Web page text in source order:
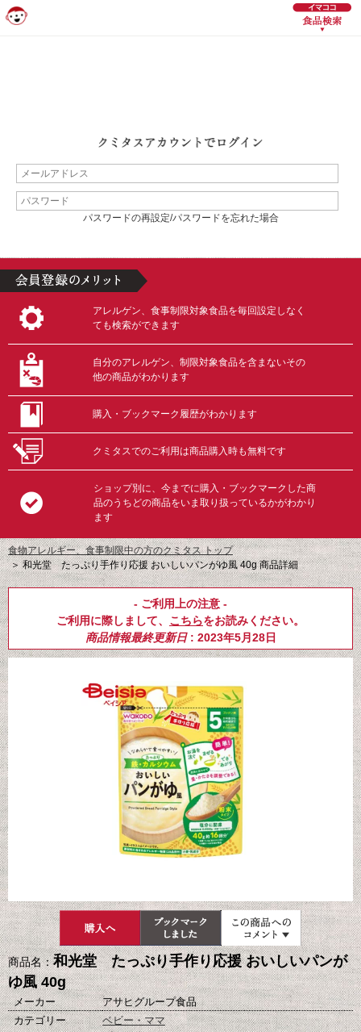
パスワードの再設定/パスワードを忘れた場合
アレルゲン、食事制限対象食品を毎回設定しなく
ても検索ができます
自分のアレルゲン、制限対象食品を含まないその
他の商品がわかります
購入・ブックマーク履歴がわかります
クミタスでのご利用は商品購入時も無料です
ショップ別に、今までに購入・ブックマークした商
品のうちどの商品をいま取り扱っているかがわかり
ます
食物アレルギー、食事制限中の方のクミタス トップ
＞和光堂 たっぷり手作り応援 おいしいパンがゆ風 40g 商品詳細
- ご利用上の注意 -
ご利用に際しまして、 こちらをお読みください。
商品情報最終更新日: 2023年5月28日
商品名：和光堂 たっぷり手作り応援 おいしいパンが
ゆ風 40g
メーカー
アサヒグループ食品
カテゴリー
ベビー・ママ